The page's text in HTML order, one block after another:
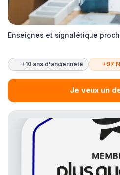
Enseignes et signalétique
+10 ans d'ancienneté +97
Je veux un